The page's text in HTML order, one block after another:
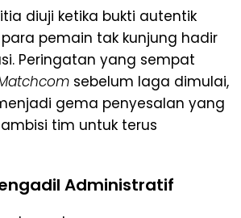
diuji ketika bukti autentik
para pemain tak kunjung hadir
Peringatan yang sempat
sebelum laga dimulai,
gema penyesalan yang
tim untuk terus
Administratif